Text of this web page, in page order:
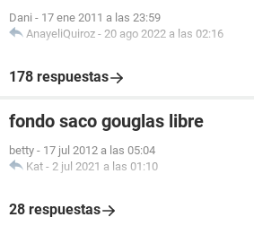
Dani - 17 ene 2011 a las 23:59
AnayeliQuiroz - 20 ago 2022 a las 02:16
178 respuestas
fondo saco gouglas libre
betty - 17 jul 2012 a las 05:04
Kat - 2 jul 2021 a las 01:10
28 respuestas